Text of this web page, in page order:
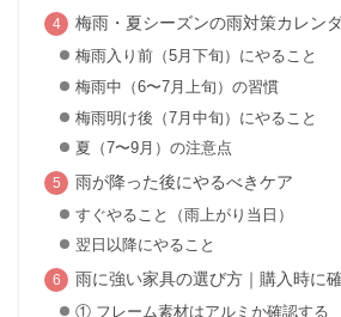
梅雨・夏シーズンの雨対策カレン
梅雨入り前（5月下旬）にやること
梅雨中（6〜7月上旬）の習慣
梅雨明け後（7月中旬）にやること
夏（7〜9月）の注意点
雨が降った後にやるべきケア
すぐやること（雨上がり当日）
翌日以降にやること
雨に強い家具の選び方｜購入時に
① フレーム素材はアルミか確認する